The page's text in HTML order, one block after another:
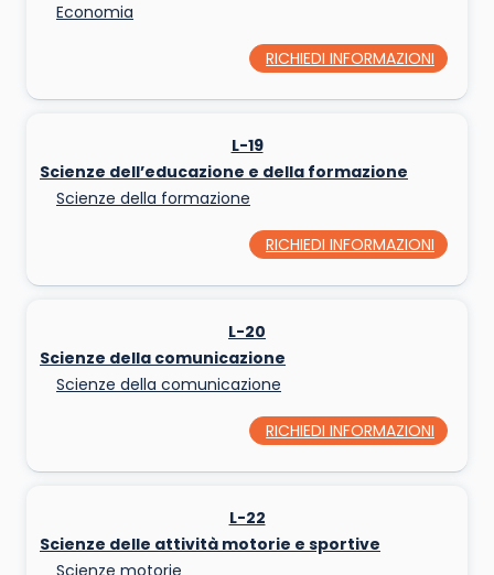
Economia
RICHIEDI INFORMAZIONI
L-19
Scienze dell’educazione e della formazione
Scienze della formazione
RICHIEDI INFORMAZIONI
L-20
Scienze della comunicazione
Scienze della comunicazione
RICHIEDI INFORMAZIONI
L-22
Scienze delle attività motorie e sportive
Scienze motorie